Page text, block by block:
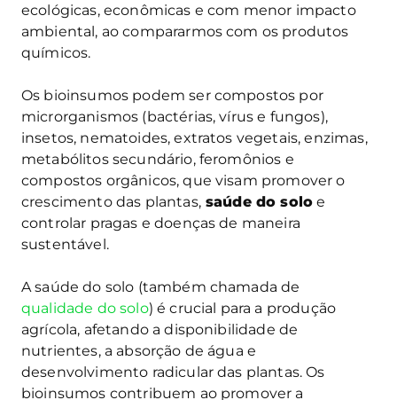
ecológicas, econômicas e com menor impacto
ambiental, ao compararmos com os produtos
químicos.
Os bioinsumos podem ser compostos por
microrganismos (bactérias, vírus e fungos),
insetos, nematoides, extratos vegetais, enzimas,
metabólitos secundário, feromônios e
compostos orgânicos, que visam promover o
crescimento das plantas,saúde do solo e
controlar pragas e doenças de maneira
sustentável.
A saúde do solo (também chamada de
qualidade do solo) é crucial para a produção
agrícola, afetando a disponibilidade de
nutrientes, a absorção de água e
desenvolvimento radicular das plantas. Os
bioinsumos contribuem ao promover a